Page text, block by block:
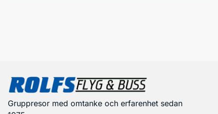
Gruppresor med omtanke och erfarenhet sedan